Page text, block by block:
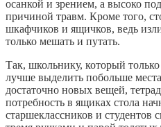
осанкой и зрением, а высоко
причиной травм. Кроме того,
шкафчиков и ящичков, ведь
только мешать и путать.
Так, школьнику, который только
лучше выделить побольше
достаточно новых вещей,
потребность в ящиках стола
старшеклассников и студентов